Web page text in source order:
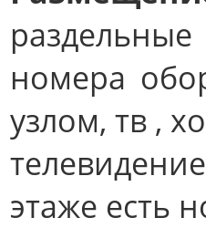
номера
узлом, тв ,
этаже есть